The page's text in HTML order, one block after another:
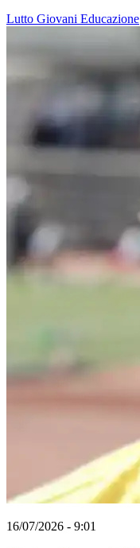
Lutto Giovani Educazione
16/07/2026 - 9:01